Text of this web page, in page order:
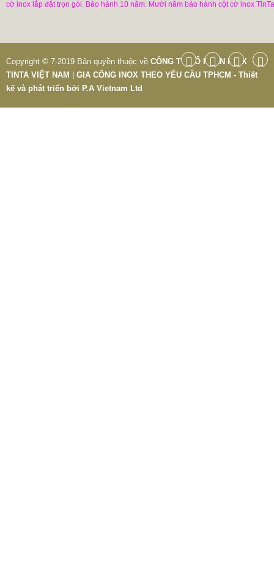
cờ inox lắp đặt trọn gói. Bảo hành 10 năm. Mười năm bảo hành cột cờ inox
Copyright © 7-2019 Bản quyền thuộc về CÔNG TY CỔ PHẦN INOX
TINTA VIỆT NAM
GIA CÔNG INOX THEO YÊU CẦU TPHCM - Thiết
kế và phát triển bởi P.A Vietnam Ltd